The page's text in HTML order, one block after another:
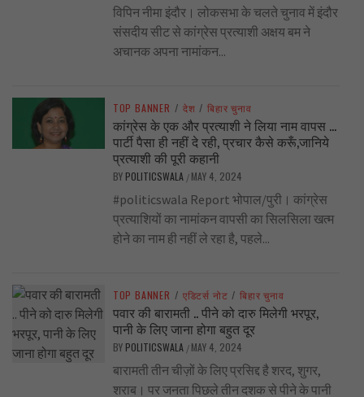
विपिन नीमा इंदौर। लोकसभा के चलते चुनाव में इंदौर
संसदीय सीट से कांग्रेस प्रत्याशी अक्षय बम ने
अचानक अपना नामांकन...
TOP BANNER / देश / बिहार चुनाव
कांग्रेस के एक और प्रत्याशी ने लिया नाम वापस …
पार्टी पैसा ही नहीं दे रही, प्रचार कैसे करूँ,जानिये
प्रत्याशी की पूरी कहानी
BY POLITICSWALA / MAY 4, 2024
#politicswala Report भोपाल/पुरी। कांग्रेस
प्रत्याशियों का नामांकन वापसी का सिलसिला खत्म
होने का नाम ही नहीं ले रहा है, पहले...
TOP BANNER / एडिटर्स नोट / बिहार चुनाव
पवार की बारामती .. पीने को दारु मिलेगी भरपूर,
पानी के लिए जाना होगा बहुत दूर
BY POLITICSWALA / MAY 4, 2024
बारामती तीन चीज़ों के लिए प्रसिद्द है शरद, शुगर,
शराब। पर जनता पिछले तीन दशक से पीने के पानी